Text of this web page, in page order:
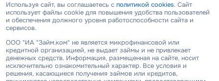
Используя сайт, вы соглашаетесь с политикой cookies. Сайт
использует файлы cookie для повышения удобства пользователей
и обеспечения должного уровня работоспособности сайта и
сервисов.
ООО "ИА "Займ.ком" не является микрофинансовой или
кредитной организацией, не выдает займы и не привлекает
денежных средств. Информация, размещенная на сайте, носит
исключительно ознакомительный характер. Все условия и
решения, касающиеся получения займов или кредитов,